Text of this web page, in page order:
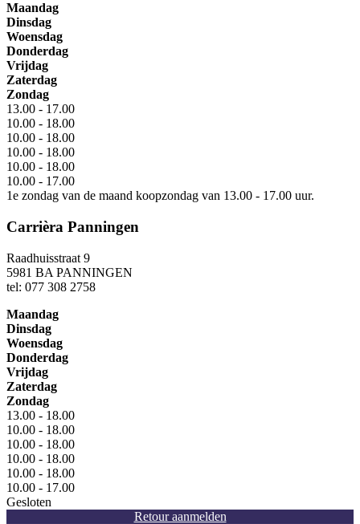
Maandag
Dinsdag
Woensdag
Donderdag
Vrijdag
Zaterdag
Zondag
13.00 - 17.00
10.00 - 18.00
10.00 - 18.00
10.00 - 18.00
10.00 - 18.00
10.00 - 17.00
1e zondag van de maand koopzondag van 13.00 - 17.00 uur.
Carrièra Panningen
Raadhuisstraat 9
5981 BA PANNINGEN
tel: 077 308 2758
Maandag
Dinsdag
Woensdag
Donderdag
Vrijdag
Zaterdag
Zondag
13.00 - 18.00
10.00 - 18.00
10.00 - 18.00
10.00 - 18.00
10.00 - 18.00
10.00 - 17.00
Gesloten
Retour aanmelden